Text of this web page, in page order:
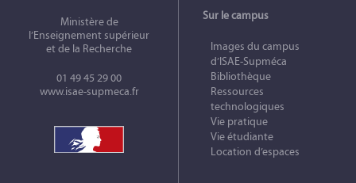
Ministère de
l’Enseignement supérieur
et de la Recherche
01 49 45 29 00
www.isae-supmeca.fr
Sur le campus
Images du campus
d’ISAE-Supméca
Bibliothèque
Ressources
technologiques
Vie pratique
Vie étudiante
Location d’espaces